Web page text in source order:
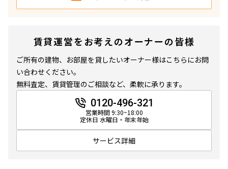
賃貸運営をお考えのオーナーの皆様
ご所有の建物、お部屋を貸したいオーナー様はこちらにお問
い合わせください。
無料査定、賃貸管理のご相談など、柔軟に承ります。
0120-496-321
営業時間 9:30~18:00
定休日 水曜日・年末年始
サービス詳細